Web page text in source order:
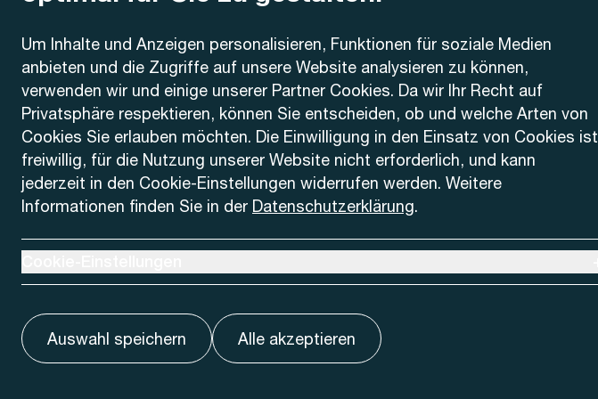
Um Inhalte und Anzeigen personalisieren, Funktionen für soziale Medien
anbieten und die Zugriffe auf unsere Website analysieren zu können,
verwenden wir und einige unserer Partner Cookies. Da wir Ihr Recht auf
Privatsphäre respektieren, können Sie entscheiden, ob und welche Arten von
Cookies Sie erlauben möchten. Die Einwilligung in den Einsatz von Cookies ist
freiwillig, für die Nutzung unserer Website nicht erforderlich, und kann
jederzeit in den Cookie-Einstellungen widerrufen werden. Weitere
Informationen finden Sie in der Datenschutzerklärung.
Auswahl speichern Alle akzeptieren
AREMO
Busbetrieb Solothurn Grenchen und Umgebung AG
Dornacherstrasse 48
4500 Solothurn
Telefon
+41 32 622 37 22
Kontaktformular